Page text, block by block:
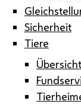
Sicherheit
Tiere
Übersicht